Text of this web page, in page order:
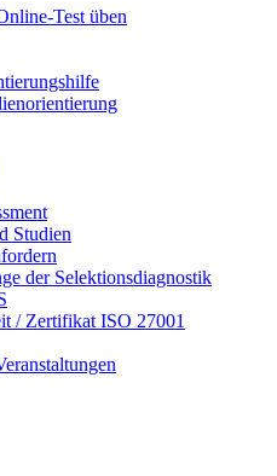
Test üben
Studien
der Selektionsdiagnostik
/ Zertifikat ISO 27001